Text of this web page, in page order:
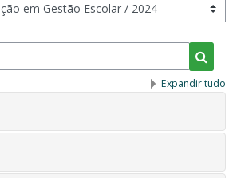
Expandir tudo